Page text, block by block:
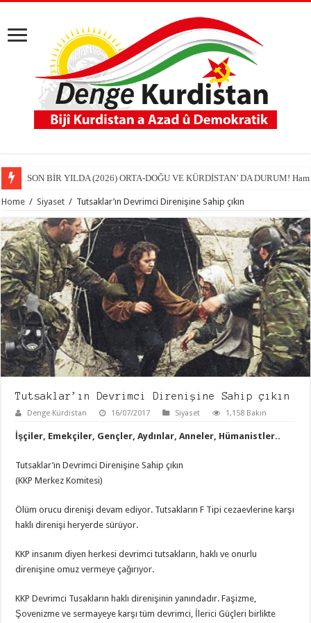
SON BİR YILDA (2026) ORTA-DOĞU VE KÜRDİSTAN’ DA DURUM!
Home / Siyaset / Tutsaklar’ın Devrimci Direnişine Sahip çıkın
Tutsaklar’ın Devrimci Direnişine Sahip çıkın
Denge Kürdistan 16/07/2017 Siyaset 1,158 Bakın
İşçiler, Emekçiler, Gençler, Aydınlar, Anneler, Hümanistler..
Tutsaklar’ın Devrimci Direnişine Sahip çıkın
(KKP Merkez Komitesi)
Ölüm orucu direnişi devam ediyor. Tutsakların F Tipi cezaevlerine karşı
haklı direnişi heryerde sürüyor.
KKP insanım diyen herkesi devrimci tutsakların, haklı ve onurlu
direnişine omuz vermeye çağırıyor.
KKP Devrimci Tusakların haklı direnişinin yanındadır. Faşizme,
Şovenizme ve sermayeye karşı tüm devrimci, İlerici Güçleri birlikte